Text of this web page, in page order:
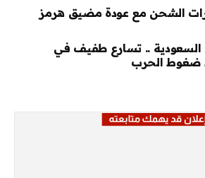
الشحن مع عودة مضيق هرمز
.. تسارع طفيف في
الحرب